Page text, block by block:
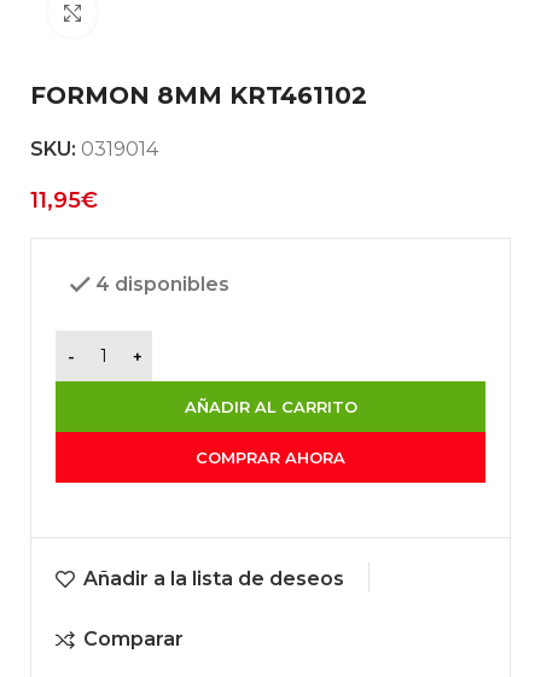
FORMON 8MM KRT461102
SKU: 0319014
11,95€
4 disponibles
AÑADIR AL CARRITO
COMPRAR AHORA
Añadir a la lista de deseos
Comparar